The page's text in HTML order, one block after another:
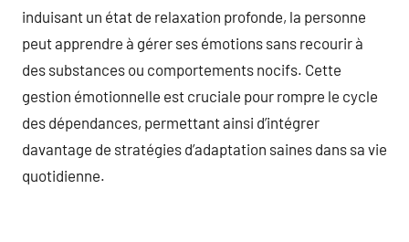
induisant un état de relaxation profonde, la personne
peut apprendre à gérer ses émotions sans recourir à
des substances ou comportements nocifs. Cette
gestion émotionnelle est cruciale pour rompre le cycle
des dépendances, permettant ainsi d’intégrer
davantage de stratégies d’adaptation saines dans sa vie
quotidienne.